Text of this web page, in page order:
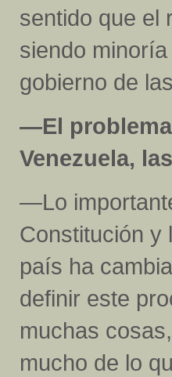
sentido que el
siendo
gobierno de
—El
Venezuela,
—Lo
Constitución y
país ha
definir este
muchas
mucho de lo